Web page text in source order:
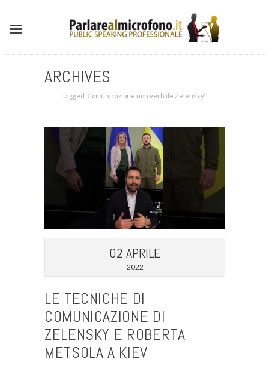
ARCHIVES
Tagged ‘Comunicazione non verbale Zelensky‘
02 APRILE
2022
LE TECNICHE DI
COMUNICAZIONE DI
ZELENSKY E ROBERTA
METSOLA A KIEV